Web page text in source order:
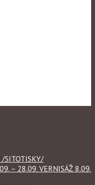
SITOTISKY/
– 28.09. VERNISÁŽ 8.09.